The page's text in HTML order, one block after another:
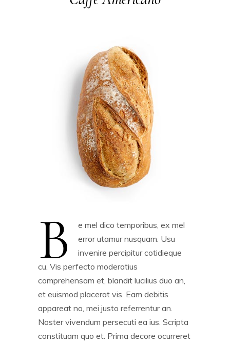
B
e mel dico temporibus, ex mel
error utamur nusquam. Usu
invenire percipitur cotidieque
cu. Vis perfecto moderatius
comprehensam et, blandit lucilius duo an,
et euismod placerat vis. Eam debitis
appareat no, mei justo referrentur an.
Noster vivendum persecuti ea ius. Scripta
constituam quo et. Prima decore ocurreret